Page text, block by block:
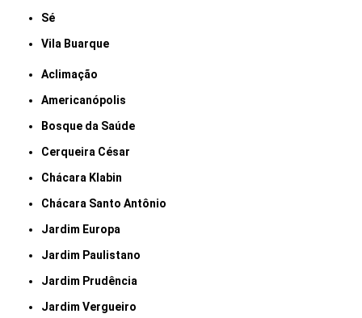
Sé
Vila Buarque
Aclimação
Americanópolis
Bosque da Saúde
Cerqueira César
Chácara Klabin
Chácara Santo Antônio
Jardim Europa
Jardim Paulistano
Jardim Prudência
Jardim Vergueiro